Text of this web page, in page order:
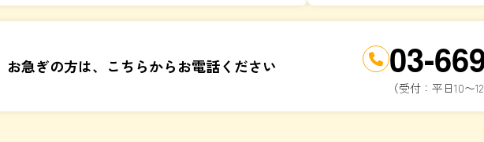
お急ぎの方は、こちらからお電話ください 03-
（受付：平日10〜